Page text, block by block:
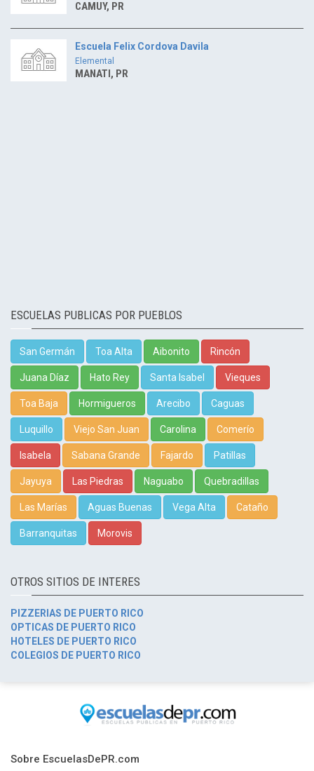
CAMUY, PR
Escuela Felix Cordova Davila
Elemental
MANATI, PR
ESCUELAS PUBLICAS POR PUEBLOS
San Germán Toa Alta Aibonito Rincón
Juana Díaz Hato Rey Santa Isabel Vieques
Toa Baja Hormigueros Arecibo Caguas
Luquillo Viejo San Juan Carolina Comerío
Isabela Sabana Grande Fajardo Patillas
Jayuya Las Piedras Naguabo Quebradillas
Las Marías Aguas Buenas Vega Alta Cataño
Barranquitas Morovis
OTROS SITIOS DE INTERES
PIZZERIAS DE PUERTO RICO
OPTICAS DE PUERTO RICO
HOTELES DE PUERTO RICO
COLEGIOS DE PUERTO RICO
Sobre EscuelasDePR.com